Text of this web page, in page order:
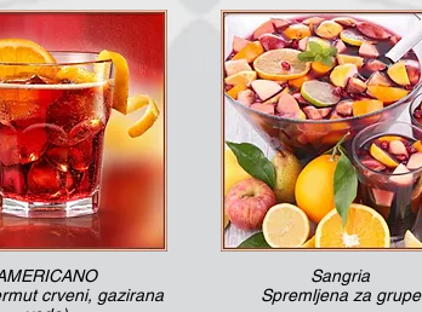
crveni, gazirana
Sangria
Spremljena za grupe